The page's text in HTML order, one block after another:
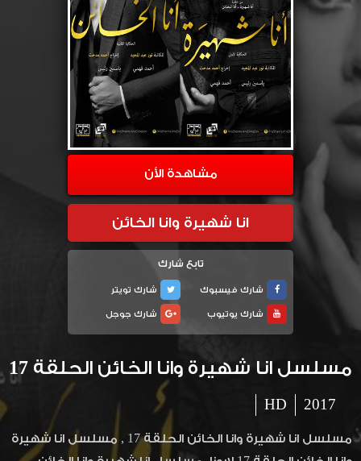
مشاهدة الأن
انا شهيرة وانا الخائن
تابع شارك
شارك فيسبوك
شارك تويتر
شارك يوتيوب
شارك جوجل
مسلسل انا شهيرة وانا الخائن الحلقة 17
2017
HD
مسلسل انا شهيرة وانا الخائن الحلقة 17 , مسلسل انا شهيرة